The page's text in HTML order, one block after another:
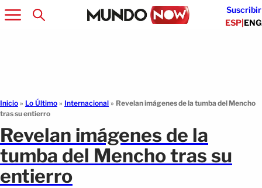
Suscribir
ESP|ENG
Inicio » Lo Último » Internacional » Revelan imágenes de la tumba del Mencho
tras su entierro
Revelan imágenes de la
tumba del Mencho tras su
entierro